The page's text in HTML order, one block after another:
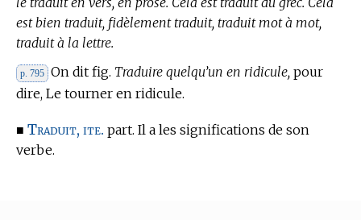
est bien traduit, fidèlement traduit, traduit mot à mot,
traduit à la lettre.
p. 795 On dit fig. Traduire quelqu’un en ridicule, pour
dire, Le tourner en ridicule.
■ Traduit, ite. part. Il a les significations de son
verbe.